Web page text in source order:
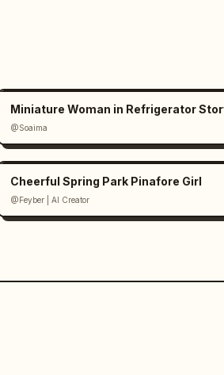
Miniature Woman in Refrigerator
@Soaima
Cheerful Spring Park Pinafore Girl
@Feyber | AI Creator